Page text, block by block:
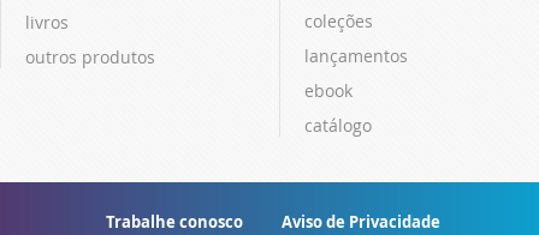
livros
outros produtos
coleções
lançamentos
ebook
catálogo
Trabalhe conosco Aviso de Privacidade